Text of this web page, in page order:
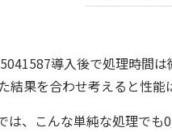
導入後で処理時間
結果を合わせ考えると性
は、こんな単純な処理で